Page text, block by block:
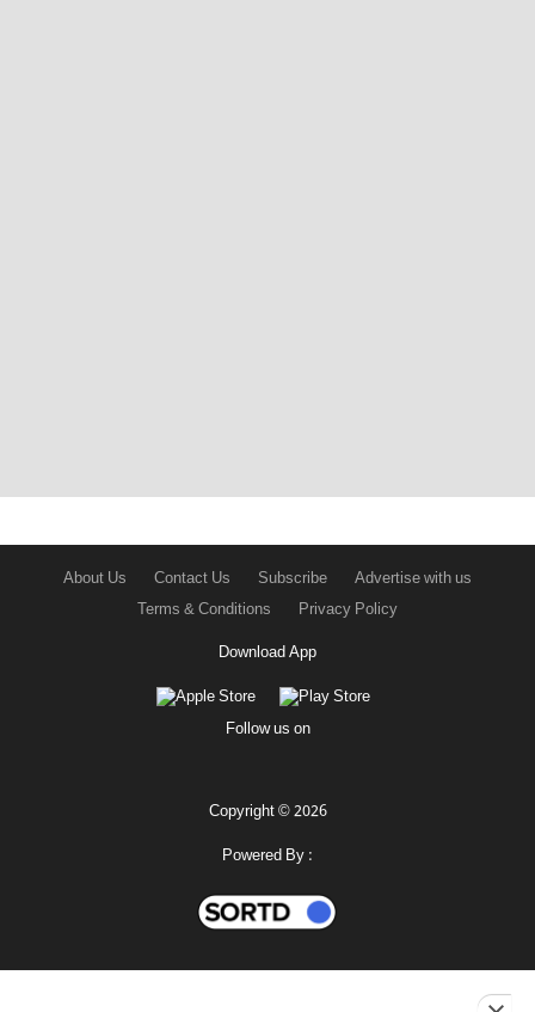
About Us Contact Us Subscribe
Advertise with us
Terms & Conditions
Privacy Policy
Download App
Follow us on
Copyright © 2026
Powered By :